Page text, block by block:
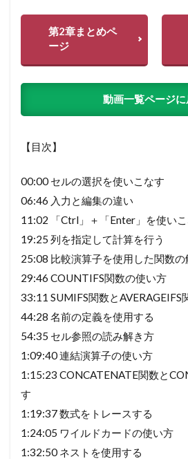
第2章まとめペ
ージ
動画一覧ページに
【目次】
00:00 セルの選択を使いこなす
06:46 入力と編集の違い
11:02 「Ctrl」＋「Enter」を使い
19:25 列を指定して計算を行う
25:08 比較演算子を使用した関数の
29:46 COUNTIFS関数の使い方
33:11 SUMIFS関数とAVERAGEIFS
44:28 名前の定義を使用する
54:35 セル参照の読み解き方
1:09:40 連結演算子の使い方
1:15:23 CONCATENATE関数と
す
1:19:37 数式をトレースする
1:24:05 ワイルドカードの使い方
1:32:50 ネストを使用する